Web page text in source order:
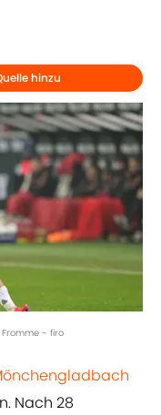
hinzu
Fromme - firo
Nach 28